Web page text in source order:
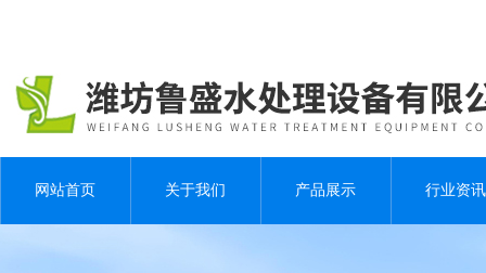
网站首页 关于我们 产品展示 行业资讯